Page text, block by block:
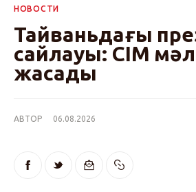
НОВОСТИ
Тайваньдағы
сайлауы: СІМ
жасады
АВТОР 06.08.2026